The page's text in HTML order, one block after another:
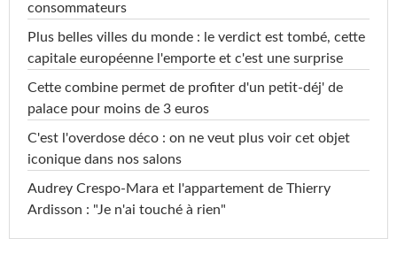
consommateurs
Plus belles villes du monde : le verdict est tombé, cette
capitale européenne l'emporte et c'est une surprise
Cette combine permet de profiter d'un petit-déj' de
palace pour moins de 3 euros
C'est l'overdose déco : on ne veut plus voir cet objet
iconique dans nos salons
Audrey Crespo-Mara et l'appartement de Thierry
Ardisson : "Je n'ai touché à rien"